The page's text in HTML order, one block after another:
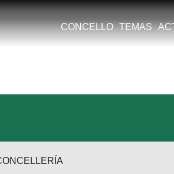
CONCELLO TEMAS ACTUALIDADE